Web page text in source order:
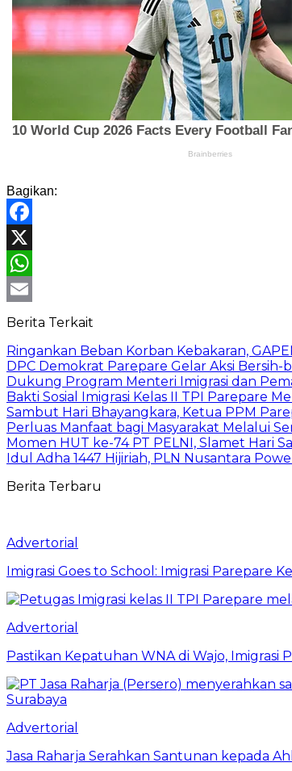
Bagikan:
Facebook
X
WhatsApp
Email
Berita Terkait
Ringankan Beban Korban Kebakaran,
DPC Demokrat Parepare Gelar Aksi
Dukung Program Menteri Imigrasi dan
Bakti Sosial Imigrasi Kelas II TPI Parepare
Sambut Hari Bhayangkara, Ketua PPM
Perluas Manfaat bagi Masyarakat Melalui
Momen HUT ke-74 PT PELNI, Slamet Hari
Idul Adha 1447 Hijiriah, PLN Nusantara
Berita Terbaru
Advertorial
Imigrasi Goes to School: Imigrasi Parepare
Advertorial
Pastikan Kepatuhan WNA di Wajo, Imigrasi
Advertorial
Jasa Raharja Serahkan Santunan kepada